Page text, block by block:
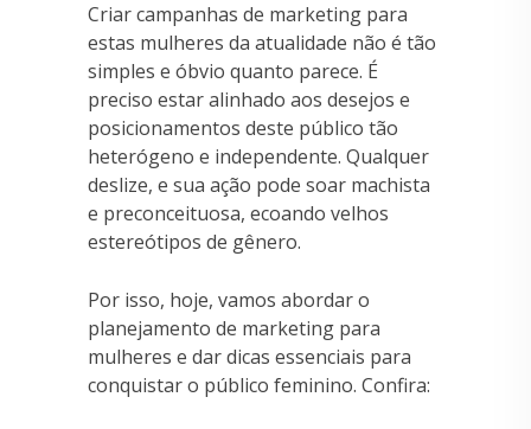
Criar campanhas de marketing para
estas mulheres da atualidade não é tão
simples e óbvio quanto parece. É
preciso estar alinhado aos desejos e
posicionamentos deste público tão
heterógeno e independente. Qualquer
deslize, e sua ação pode soar machista
e preconceituosa, ecoando velhos
estereótipos de gênero.
Por isso, hoje, vamos abordar o
planejamento de marketing para
mulheres e dar dicas essenciais para
conquistar o público feminino. Confira: